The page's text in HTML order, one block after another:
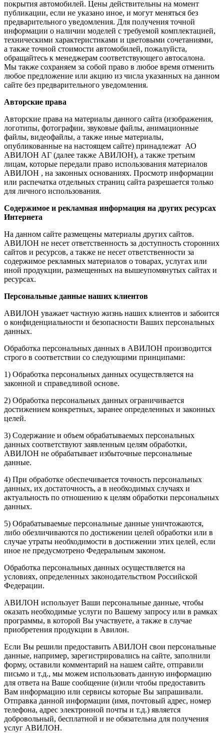
покрытия автомобилей. Цены действительны на момент
публикации, если не указано иное, и могут меняться без
предварительного уведомления. Для получения точной
информации о наличии моделей с требуемой комплектацией,
техническими характеристиками и цветовыми сочетаниями,
а также точной стоимости автомобилей, пожалуйста,
обращайтесь к менеджерам соответствующего автосалона.
Мы также сохраняем за собой право в любое время отменить
любое предложение или акцию из числа указанных на данном
сайте без предварительного уведомления.
Авторские права
Авторские права на материалы данного сайта (изображения,
логотипы, фотографии, звуковые файлы, анимационные
файлы, видеофайлы, а также иные материалы,
опубликованные на настоящем сайте) принадлежат АО
АВИЛОН АГ (далее также АВИЛОН), а также третьим
лицам, которые передали право использования материалов
АВИЛОН , на законных основаниях. Просмотр информации
или распечатка отдельных страниц сайта разрешается только
для личного использования.
Содержимое и рекламная информация на других ресурсах
Интернета
На данном сайте размещены материалы других сайтов.
АВИЛОН не несет ответственность за доступность сторонних
сайтов и ресурсов, а также не несет ответственности за
содержимое рекламных материалов о товарах, услугах или
иной продукции, размещенных на вышеупомянутых сайтах и
ресурсах.
Персональные данные наших клиентов
АВИЛОН уважает частную жизнь наших клиентов и забоится
о конфиденциальности и безопасности Ваших персональных
данных.
Обработка персональных данных в АВИЛОН производится
строго в соответствии со следующими принципами:
1) Обработка персональных данных осуществляется на
законной и справедливой основе.
2) Обработка персональных данных ограничивается
достижением конкретных, заранее определенных и законных
целей.
3) Содержание и объем обрабатываемых персональных
данных соответствуют заявленным целям обработки,
АВИЛОН не обрабатывает избыточные персональные
данные.
4) При обработке обеспечивается точность персональных
данных, их достаточность, а в необходимых случаях и
актуальность по отношению к целям обработки персональных
данных.
5) Обрабатываемые персональные данные уничтожаются,
либо обезличиваются по достижении целей обработки или в
случае утраты необходимости в достижении этих целей, если
иное не предусмотрено Федеральным законом.
Обработка персональных данных осуществляется на
условиях, определенных законодательством Российской
Федерации.
АВИЛОН использует Ваши персональные данные, чтобы
оказать необходимые услуги по Вашему запросу или в рамках
программы, в которой Вы участвуете, а также в случае
приобретения продукции в Авилон.
Если Вы решили предоставить АВИЛОН свои персональные
данные, например, зарегистрировались на сайте, заполнили
форму, оставили комментарий на нашем сайте, отправили
письмо и т.д., мы можем использовать данную информацию
для ответа на Ваше сообщение (и)или чтобы предоставить
Вам информацию или сервисы которые Вы запрашивали.
Отправка данной информации (имя, почтовый адрес, номер
телефона, адрес электронной почты и т.д.) является
добровольный, бесплатной и не обязательна для получения
услуг АВИЛОН.